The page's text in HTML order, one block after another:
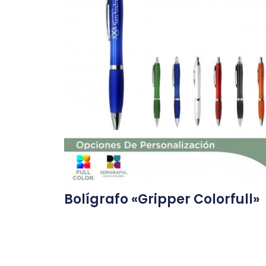
Bolígrafo «Gripper Colorfull»